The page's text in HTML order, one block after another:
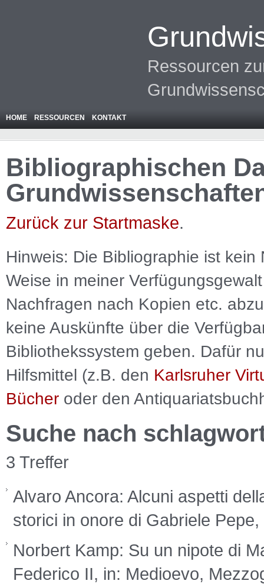
Ressourcen
HOME RESSOURCEN KONTAKT
Bibliographischen
Zurück zur Startmaske.
Hinweis: Die Bibliographie ist kein
Weise in meiner
Nachfragen nach Kopien etc.
keine Auskünfte über die
Bibliothekssystem geben. Dafür
Hilfsmittel (z.B. den Karlsruher
Bücher oder den
Suche nach
3 Treffer
Alvaro Ancora: Alcuni aspetti
storici in onore di Gabriele
Norbert Kamp: Su un nipote di
Federico II, in: Medioevo,